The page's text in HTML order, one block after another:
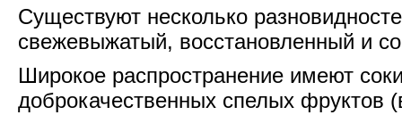
Существуют несколько
свежевыжатый, восстановленный и
Широкое распространение имеют
доброкачественных спелых фруктов